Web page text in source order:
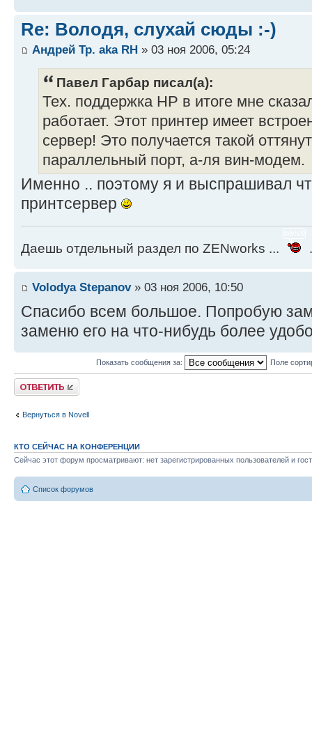
Re: Володя, слухай сюды :-)
Андрей Тр. aka RH » 03 ноя 2006, 05:24
Павел Гарбар писал(а):
Тех. поддержка HP в итоге мне
работает. Этот принтер имеет
сервер! Это получается такой
параллельный порт, а-ля вин-модем.
Именно .. поэтому я и выспрашивал
принтсервер
Даешь отдельный раздел по ZENworks ...
Volodya Stepanov» 03 ноя 2006, 10:50
Спасибо всем большое. Попробую
заменю его на что-нибудь более
Показать сообщения за: Поле
Ответить
Вернуться в Novell
КТО СЕЙЧАС НА КОНФЕРЕНЦИИ
Сейчас этот форум просматривают: нет зарегистрированных пользователей и
Список форумов